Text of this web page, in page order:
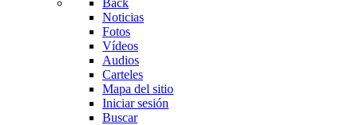
Back
Noticias
Fotos
Vídeos
Audios
Carteles
Mapa del sitio
Iniciar sesión
Buscar